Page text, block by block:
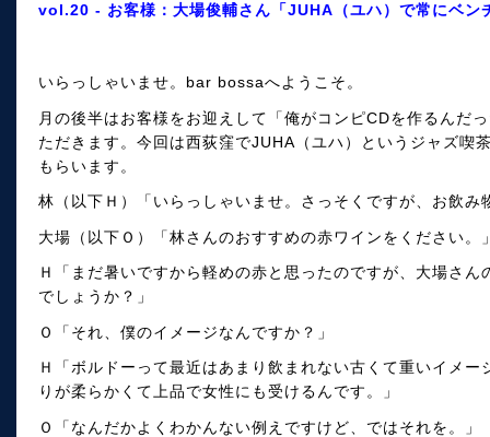
vol.20 - お客様：大場俊輔さん「JUHA（ユハ）で常にベン
いらっしゃいませ。bar bossaへようこそ。
月の後半はお客様をお迎えして「俺がコンピCDを作るんだ
ただきます。今回は西荻窪でJUHA（ユハ）というジャズ喫
もらいます。
林（以下Ｈ）「いらっしゃいませ。さっそくですが、お飲み
大場（以下Ｏ）「林さんのおすすめの赤ワインをください。
Ｈ「まだ暑いですから軽めの赤と思ったのですが、大場さ
でしょうか？」
Ｏ「それ、僕のイメージなんですか？」
Ｈ「ボルドーって最近はあまり飲まれない古くて重いイメ
りが柔らかくて上品で女性にも受けるんです。」
Ｏ「なんだかよくわかんない例えですけど、ではそれを。」